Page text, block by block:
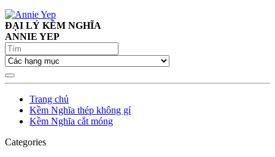
ĐẠI LÝ KỀM NGHĨA
ANNIE YEP
Trang chủ
Kềm Nghĩa thép không gỉ
Kềm Nghĩa cắt móng
Categories